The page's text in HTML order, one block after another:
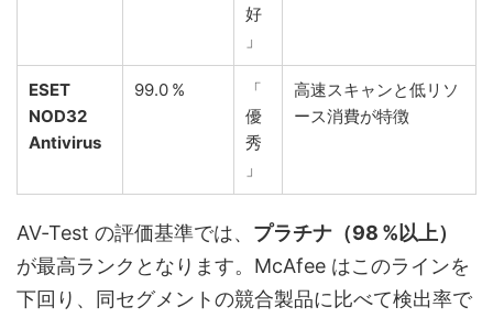
好
」
ESET
NOD32
Antivirus
99.0 %
「
優
秀
」
高速スキャンと低リソ
ース消費が特徴
AV‑Test の評価基準では、 プラチナ（98 %以上）
が最高ランクとなります。McAfee はこのラインを
下回り、同セグメントの競合製品に比べて検出率で